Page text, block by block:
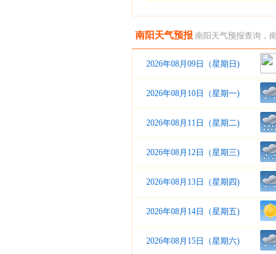
南阳天气预报 南阳天气预报查询，
2026年08月09日（星期日)
2026年08月10日（星期一)
2026年08月11日（星期二)
2026年08月12日（星期三)
2026年08月13日（星期四)
2026年08月14日（星期五)
2026年08月15日（星期六)